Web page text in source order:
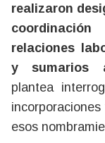
realizaron
relaciones
y sumarios
plantea
esos